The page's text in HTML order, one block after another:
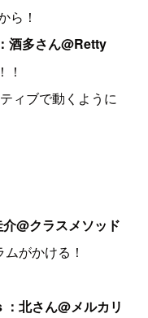
ら！
酒多さん@Retty
！
ィブで動くように
@クラスメソッド
がかける！
北さん@メルカリ